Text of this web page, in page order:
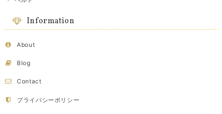
Information
About
Blog
Contact
プライバシーポリシー